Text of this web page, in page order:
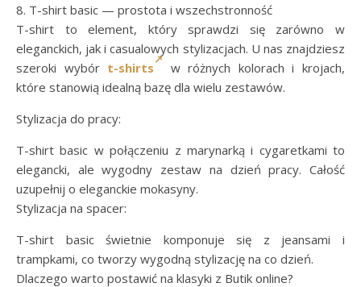
8. T-shirt basic — prostota i wszechstronność
T-shirt to element, który sprawdzi się zarówno w
eleganckich, jak i casualowych stylizacjach. U nas znajdziesz
szeroki wybór t-shirts
w różnych kolorach i krojach,
które stanowią idealną bazę dla wielu zestawów.
Stylizacja do pracy:
T-shirt basic w połączeniu z marynarką i cygaretkami to
elegancki, ale wygodny zestaw na dzień pracy. Całość
uzupełnij o eleganckie mokasyny.
Stylizacja na spacer:
T-shirt basic świetnie komponuje się z jeansami i
trampkami, co tworzy wygodną stylizację na co dzień.
Dlaczego warto postawić na klasyki z Butik online?